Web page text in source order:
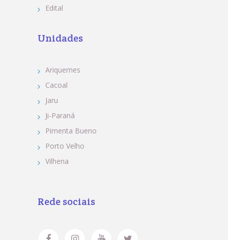
Edital
Unidades
Ariquemes
Cacoal
Jaru
Ji-Paraná
Pimenta Bueno
Porto Velho
Vilhena
Rede sociais